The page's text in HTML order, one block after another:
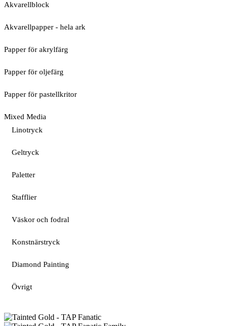
Akvarellblock
Akvarellpapper - hela ark
Papper för akrylfärg
Papper för oljefärg
Papper för pastellkritor
Mixed Media
Linotryck
Geltryck
Paletter
Stafflier
Väskor och fodral
Konstnärstryck
Diamond Painting
Övrigt